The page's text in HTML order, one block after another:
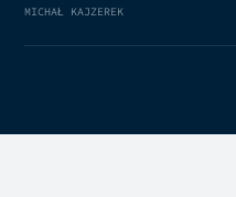
MICHAŁ KAJZEREK